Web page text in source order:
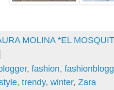
MOLINA *EL
, fashion,
, trendy, winter, Zara